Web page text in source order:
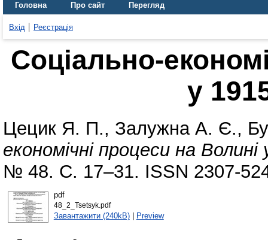
Головна Про сайт Перегляд
Вхід Реєстрація
Соціально-
у
Цецик Я. П., Залужна А. Є.,
економічні процеси на
№ 48. С. 17–31. ISSN 2307-
pdf
48_2_Tsetsyk.pdf
Завантажити (240kB)| Preview